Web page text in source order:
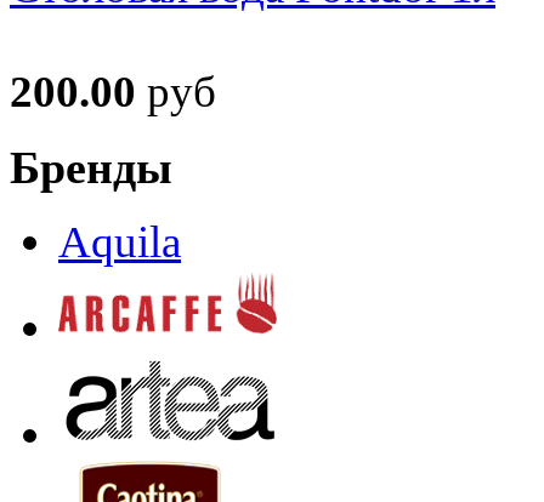
200.00 руб
Бренды
Aquila